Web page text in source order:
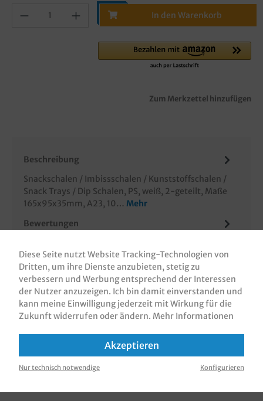
In den Warenkorb
Zum Merkzettel hinzufügen
Beschreibung
Snackschalen / Imbissschalen / Kunststoffschalen /
Snack Trays / Dip Schalen, PS, weiß, 2-geteilt, Maße
165x95x35mm, A23, 10… Mehr
Bewertungen
KUNDEN, DIE DIESES PRODUKT GEKAUFT
HABEN, HABEN AUCH DIESE PRODUKTE
Diese Seite nutzt Website Tracking-Technologien von
Dritten, um ihre Dienste anzubieten, stetig zu
verbessern und Werbung entsprechend der Interessen
der Nutzer anzuzeigen. Ich bin damit einverstanden und
kann meine Einwilligung jederzeit mit Wirkung für die
Zukunft widerrufen oder ändern. Mehr Informationen
Akzeptieren
Nur technisch notwendige Konfigurieren